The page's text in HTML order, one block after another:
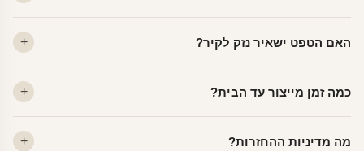
פרמיום. קנבס — בד אמנותי יוקרתי, מט.
האם הטפט ישאיר נזק לקיר?
מתאים לקיר מטויח, גבס, קרמיקה וזכוכית.
כמה זמן מייצור עד הבית?
יוצאות באותו יום.
מה מדיניות ההחזרות?